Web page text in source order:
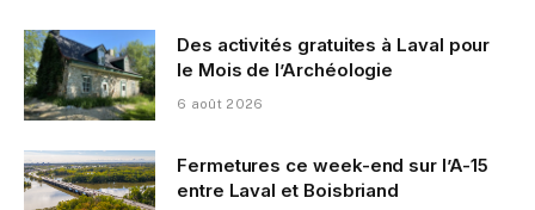
Des activités gratuites à Laval pour
le Mois de l’Archéologie
6 août 2026
Fermetures ce week-end sur l’A-15
entre Laval et Boisbriand